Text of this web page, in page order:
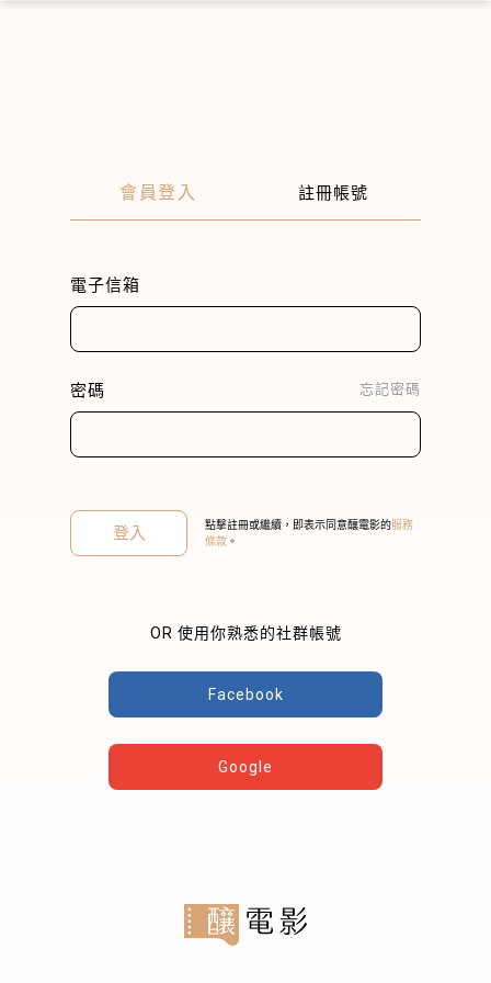
會員登入 註冊帳號
電子信箱
密碼 忘記密碼
登入 點擊註冊或繼續，即表示同意釀電影的服務
條款 。
OR 使用你熟悉的社群帳號
Facebook
Google